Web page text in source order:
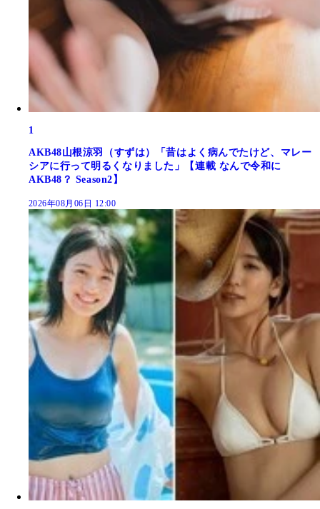
1
AKB48山根涼羽（すずは）「昔はよく病んでたけど、マレー
シアに行って明るくなりました」【連載 なんで令和に
AKB48？ Season2】
2026年08月06日 12:00